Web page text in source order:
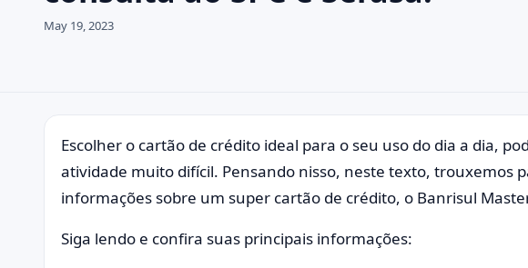
Press Enter to search or ESC to close.
May 19, 2023
Escolher o cartão de crédito ideal para o seu uso do dia a dia,
atividade muito difícil. Pensando nisso, neste texto, trouxemos
informações sobre um super cartão de crédito, o Banrisul
Siga lendo e confira suas principais informações: